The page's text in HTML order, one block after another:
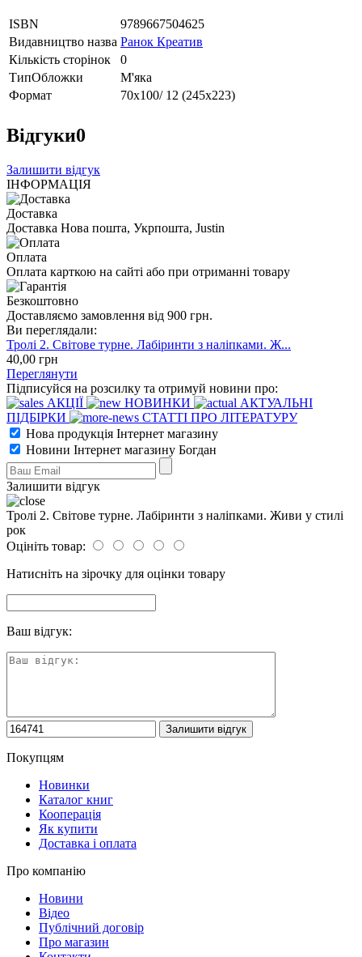
ISBN
9789667504625
Видавництво назва Ранок Креатив
Кількість сторінок
0
ТипОбложки
М'яка
Формат
70х100/ 12 (245х223)
Відгуки0
Залишити відгук
ІНФОРМАЦІЯ
Доставка
Доставка Нова пошта, Укрпошта, Justin
Оплата
Оплата карткою на сайті або при отриманні товару
Безкоштовно
Доставляємо замовлення від 900 грн.
Ви переглядали:
Тролі 2. Світове турне. Лабіринти з наліпками. Ж...
40,00 грн
Переглянути
Підписуйся на розсилку та отримуй новини про:
АКЦІЇ
НОВИНКИ
АКТУАЛЬНІ
ПІДБІРКИ
СТАТТІ ПРО ЛІТЕРАТУРУ
Нова продукція Інтернет магазину
Новини Інтернет магазину Богдан
Залишити відгук
Тролі 2. Світове турне. Лабіринти з наліпками. Живи у стилі
рок
Оцініть товар:
Натисніть на зірочку для оцінки товару
Ваш відгук:
Покупцям
Новинки
Каталог книг
Кооперація
Як купити
Доставка і оплата
Про компанію
Новини
Відео
Публічний договір
Про магазин